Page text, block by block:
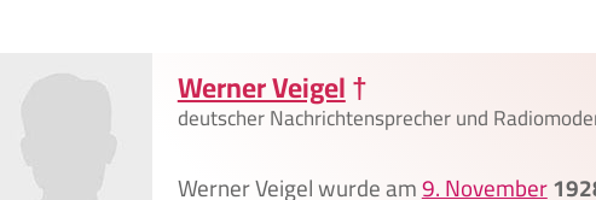
Werner Veigel†
deutscher Nachrichtensprecher und
Werner Veigel wurde am9. November